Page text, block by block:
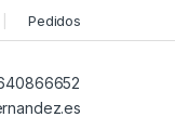
Pedidos